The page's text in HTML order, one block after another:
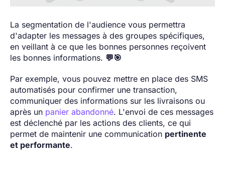
La segmentation de l'audience vous permettra
d'adapter les messages à des groupes spécifiques,
en veillant à ce que les bonnes personnes reçoivent
les bonnes informations. 💬🎯
Par exemple, vous pouvez mettre en place des SMS
automatisés pour confirmer une transaction,
communiquer des informations sur les livraisons ou
après un panier abandonné. L'envoi de ces messages
est déclenché par les actions des clients, ce qui
permet de maintenir une communication pertinente
et performante.